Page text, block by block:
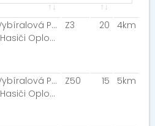
Vybíralová Pavla
[Hasiči Oplocany]
Z3 20 4km
Vybíralová Pavla
[Hasiči Oplocany]
Z50 15 5km